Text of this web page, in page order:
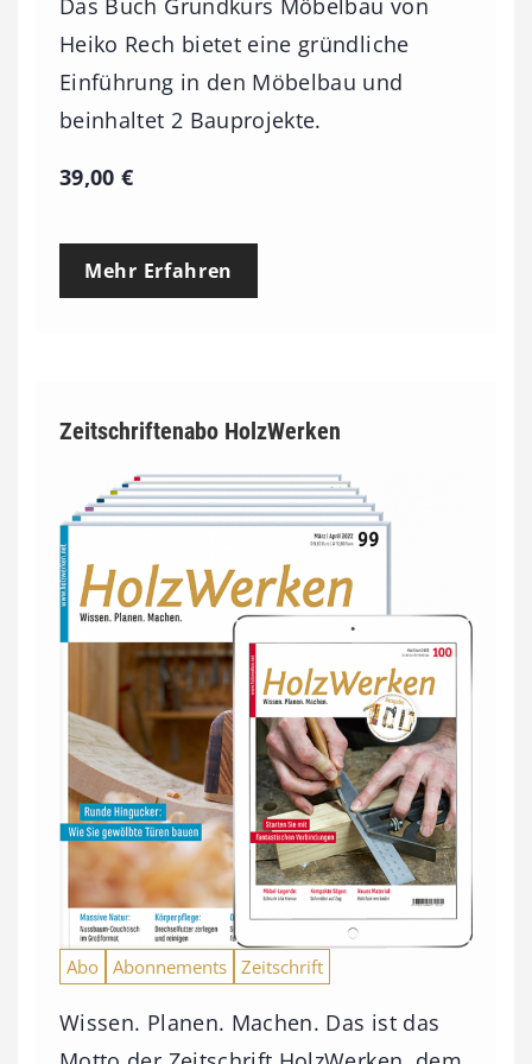
Das Buch Grundkurs Möbelbau von
Heiko Rech bietet eine gründliche
Einführung in den Möbelbau und
beinhaltet 2 Bauprojekte.
39,00€
Mehr Erfahren
Zeitschriftenabo HolzWerken
Abo Abonnements Zeitschrift
Wissen. Planen. Machen. Das ist das